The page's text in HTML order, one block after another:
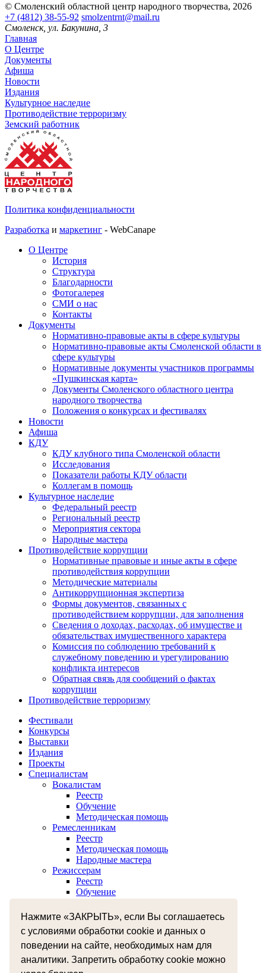
Нажмите «ЗАКРЫТЬ», если Вы соглашаетесь
с условиями обработки cookie и данных о
поведении на сайте, необходимых нам для
аналитики. Запретить обработку cookie можно
© Смоленский областной центр народного творчества, 2026
+7 (4812) 38-55-92 smolzentrnt@mail.ru
Смоленск, ул. Бакунина, 3
Главная
О Центре
Документы
Афиша
Новости
Издания
Культурное наследие
Противодействие терроризму
Земский работник
Политика конфиденциальности
Разработка и маркетинг - WebCanape
О Центре
История
Структура
Благодарности
Фотогалерея
СМИ о нас
Контакты
Документы
Нормативно-правовые акты в сфере культуры
Нормативно-правовые акты Смоленской области в
сфере культуры
Нормативные документы участников программы
«Пушкинская карта»
Документы Смоленского областного центра
народного творчества
Положения о конкурсах и фестивалях
Новости
Афиша
КДУ
КДУ клубного типа Смоленской области
Исследования
Показатели работы КДУ области
Коллегам в помощь
Культурное наследие
Федеральный реестр
Региональный реестр
Мероприятия сектора
Народные мастера
Противодействие коррупции
Нормативные правовые и иные акты в сфере
противодействия коррупции
Методические материалы
Антикоррупционная экспертиза
Формы документов, связанных с
противодействием коррупции, для заполнения
Сведения о доходах, расходах, об имуществе и
обязательствах имущественного характера
Комиссия по соблюдению требований к
служебному поведению и урегулированию
конфликта интересов
Обратная связь для сообщений о фактах
коррупции
Противодействие терроризму
Фестивали
Конкурсы
Выставки
Издания
Проекты
Специалистам
Вокалистам
Реестр
Обучение
Методическая помощь
Ремесленникам
Реестр
Методическая помощь
Народные мастера
Режиссерам
Реестр
Обучение
Реестр
Музыкантам
Реестр
Межнациональное сотрудничество
Независимая оценка качества оказания услуг